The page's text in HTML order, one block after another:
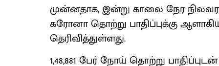
முன்னதாக, இன்று காலை நேர
கரோனா தொற்று பாதிப்புக்கு
தெரிவித்துள்ளது.
1,48,881 பேர் நோய் தொற்று